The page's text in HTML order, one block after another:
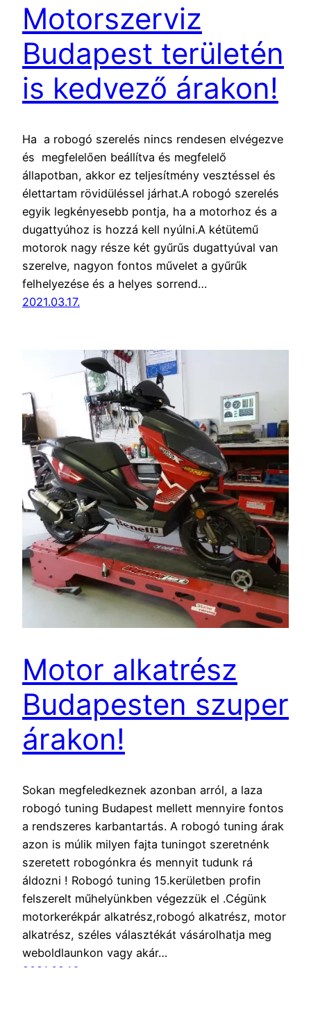
Motorszerviz
Budapest területén
is kedvező árakon!
Ha a robogó szerelés nincs rendesen elvégezve
és megfelelően beállítva és megfelelő
állapotban, akkor ez teljesítmény vesztéssel és
élettartam rövidüléssel járhat.A robogó szerelés
egyik legkényesebb pontja, ha a motorhoz és a
dugattyúhoz is hozzá kell nyúlni.A kétütemű
motorok nagy része két gyűrűs dugattyúval van
szerelve, nagyon fontos művelet a gyűrűk
felhelyezése és a helyes sorrend…
2021.03.17.
Motor alkatrész
Budapesten szuper
árakon!
Sokan megfeledkeznek azonban arról, a laza
robogó tuning Budapest mellett mennyire fontos
a rendszeres karbantartás. A robogó tuning árak
azon is múlik milyen fajta tuningot szeretnénk
szeretett robogónkra és mennyit tudunk rá
áldozni ! Robogó tuning 15.kerületben profin
felszerelt műhelyünkben végezzük el .Cégünk
motorkerékpár alkatrész,robogó alkatrész, motor
alkatrész, széles választékát vásárolhatja meg
weboldlaunkon vagy akár…
2021.02.16.